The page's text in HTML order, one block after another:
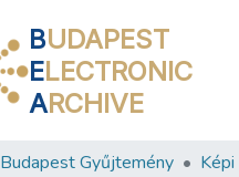
BUDAPEST
ELECTRONIC
ARCHIVE
Budapest Gyűjtemény